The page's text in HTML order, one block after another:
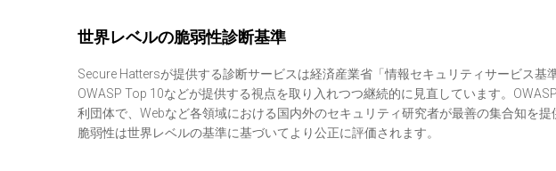
世界レベルの脆弱性診断基準
Secure Hattersが提供する診断サービスは経済産業省「情報セキュリティサービス
OWASP Top 10などが提供する視点を取り入れつつ継続的に見直しています。
利団体で、Webなど各領域における国内外のセキュリティ研究者が最善の集合知を
脆弱性は世界レベルの基準に基づいてより公正に評価されます。